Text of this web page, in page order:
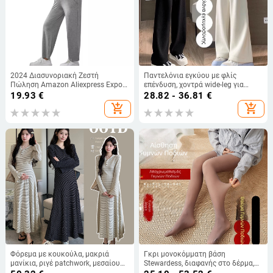
2024 Διασυνοριακή Ζεστή
Πώληση Amazon Aliexpress Export
Explosion Models Πολύχρωμα
Παντελόνια Υποστήριξης Κοιλιάς
19.93 €
add_shopping_cart
Παντελόνια εγκύου με φλίς
επένδυση, χοντρά wide-leg για
φθινόπωρο-χειμώνα, καθημερινά
μακριά παντελόνια με χαλαρή
γραμμή και ίσια γραμμή
28.82 - 36.81 €
add_shopping_cart
Φόρεμα με κουκούλα, μακριά
μανίκια, ριγέ patchwork, μεσαίου
Γκρι μονοκόμματη βάση
Stewardess, διαφανής στο δέρμα,